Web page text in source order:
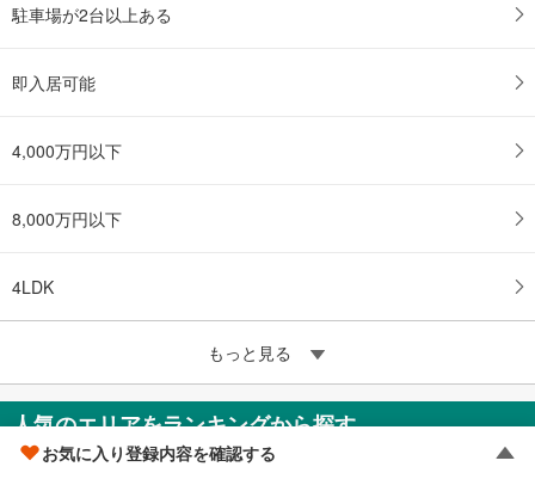
駐車場が2台以上ある
即入居可能
4,000万円以下
8,000万円以下
4LDK
もっと見る
人気のエリアをランキングから探す
お気に入り登録内容を確認する